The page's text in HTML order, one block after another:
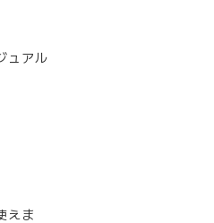
ュアル
えま